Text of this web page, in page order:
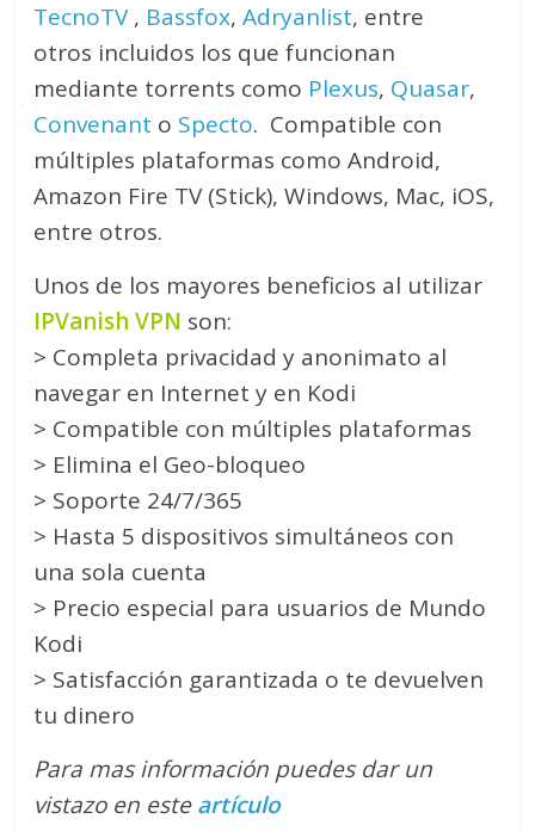
TecnoTV, Bassfox,Adryanlist, entre
otros incluidos los que funcionan
mediante torrents como Plexus, Quasar,
Convenant o Specto. Compatible con
múltiples plataformas como Android,
Amazon Fire TV (Stick), Windows, Mac, iOS,
entre otros.
Unos de los mayores beneficios al utilizar
IPVanish VPN son:
> Completa privacidad y anonimato al
navegar en Internet y en Kodi
> Compatible con múltiples plataformas
> Elimina el Geo-bloqueo
> Soporte 24/7/365
> Hasta 5 dispositivos simultáneos con
una sola cuenta
> Precio especial para usuarios de Mundo
Kodi
> Satisfacción garantizada o te devuelven
tu dinero
Para mas información puedes dar un
vistazo en esteartículo